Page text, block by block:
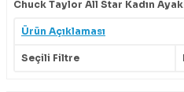
Chuck Taylor All Star Kadın
Ürün Açıklaması
Seçili Filtre